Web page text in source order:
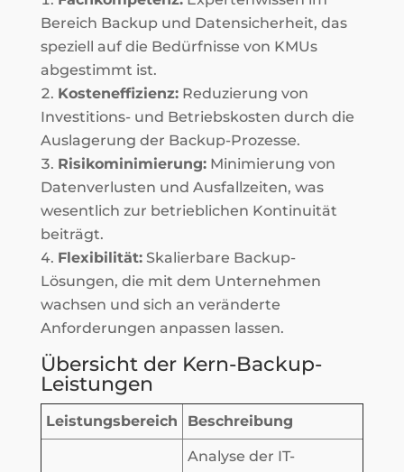
Bereich Backup und Datensicherheit, das
speziell auf die Bedürfnisse von KMUs
abgestimmt ist.
Kosteneffizienz:Reduzierung von
Investitions- und Betriebskosten durch die
Auslagerung der Backup-Prozesse.
Risikominimierung:Minimierung von
Datenverlusten und Ausfallzeiten, was
wesentlich zur betrieblichen Kontinuität
beiträgt.
Flexibilität:Skalierbare Backup-
Lösungen, die mit dem Unternehmen
wachsen und sich an veränderte
Anforderungen anpassen lassen.
Übersicht der Kern-Backup-
Leistungen
Leistungsbereich Beschreibung
Analyse der IT-